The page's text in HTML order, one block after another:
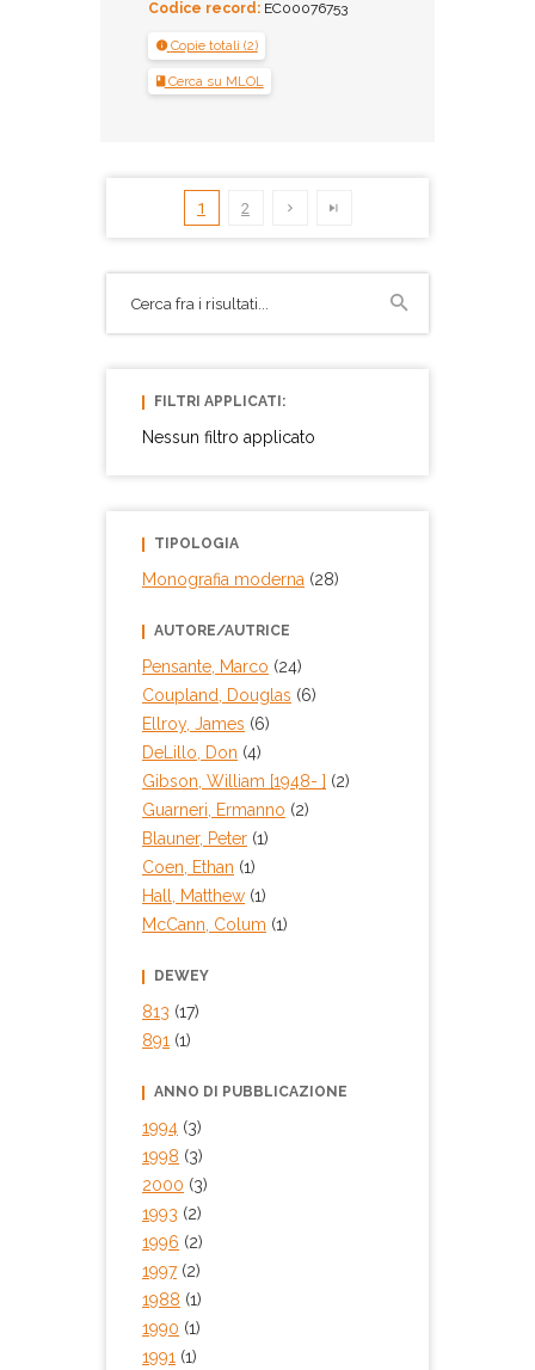
Codice record: EC00076753
Copie totali (2)
Cerca su MLOL
1 2
FILTRI APPLICATI:
Nessun filtro applicato
TIPOLOGIA
Monografia moderna (28)
AUTORE/AUTRICE
Pensante, Marco (24)
Coupland, Douglas (6)
Ellroy, James (6)
DeLillo, Don (4)
Gibson, William [1948- ] (2)
Guarneri, Ermanno (2)
Blauner, Peter (1)
Coen, Ethan (1)
Hall, Matthew (1)
McCann, Colum (1)
DEWEY
813 (17)
891 (1)
ANNO DI PUBBLICAZIONE
1994 (3)
1998 (3)
2000 (3)
1993 (2)
1996 (2)
1997(2)
1988 (1)
1990 (1)
1991 (1)